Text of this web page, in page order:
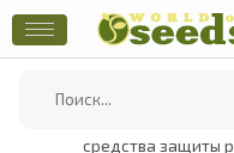
средства защиты